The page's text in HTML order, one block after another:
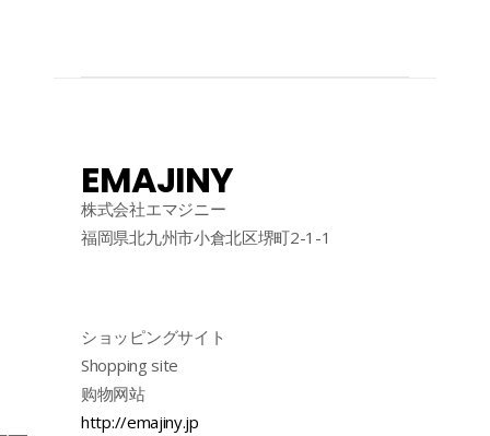
EMAJINY
株式会社エマジニー
福岡県北九州市小倉北区堺町2-1-1
ショッピングサイト
Shopping site
购物网站
http://emajiny.jp